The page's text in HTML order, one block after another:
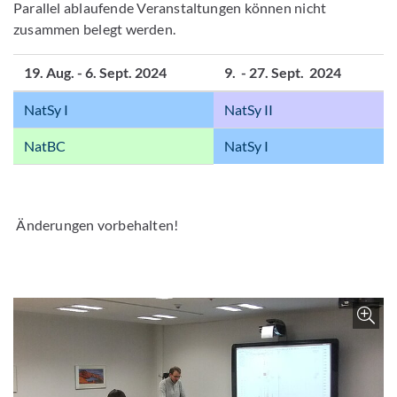
Parallel ablaufende Veranstaltungen können nicht
zusammen belegt werden.
19. Aug. - 6. Sept. 2024 9. - 27. Sept. 2024
NatSy I NatSy II
NatBC NatSy I
Änderungen vorbehalten!
Bild